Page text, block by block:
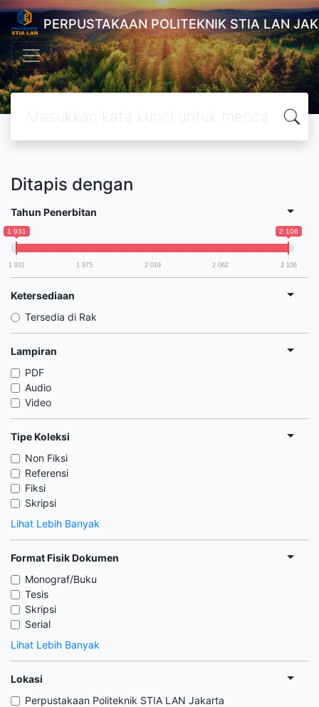
PERPUSTAKAAN POLITEKNIK STIA LAN
Ditapis dengan
Tahun Penerbitan
1 931 2 106
1 931 1 975 2 019 2 062 2 106
Ketersediaan
Tersedia di Rak
Lampiran
PDF
Audio
Video
Tipe Koleksi
Non Fiksi
Referensi
Fiksi
Skripsi
Lihat Lebih Banyak
Format Fisik Dokumen
Monograf/Buku
Tesis
Skripsi
Serial
Lihat Lebih Banyak
Lokasi
Perpustakaan Politeknik STIA LAN Jakarta